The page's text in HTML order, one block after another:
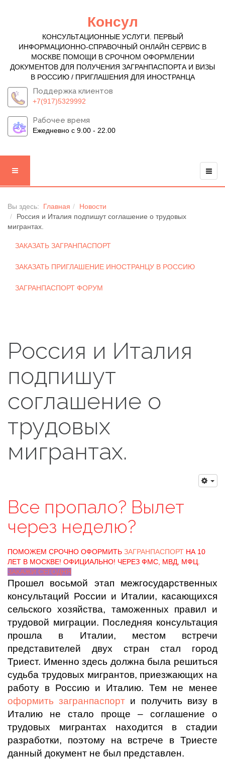
Консул
КОНСУЛЬТАЦИОННЫЕ УСЛУГИ. ПЕРВЫЙ
ИНФОРМАЦИОННО-СПРАВОЧНЫЙ ОНЛАЙН СЕРВИС В
МОСКВЕ ПОМОЩИ В СРОЧНОМ ОФОРМЛЕНИИ
ДОКУМЕНТОВ ДЛЯ ПОЛУЧЕНИЯ ЗАГРАНПАСПОРТА И ВИЗЫ
В РОССИЮ / ПРИГЛАШЕНИЯ ДЛЯ ИНОСТРАНЦА
Поддержка клиентов
+7(917)5329992
Рабочее время
Ежедневно с 9.00 - 22.00
Вы здесь: Главная
Новости
Россия и Италия подпишут соглашение о трудовых
мигрантах.
ЗАКАЗАТЬ ЗАГРАНПАСПОРТ
ЗАКАЗАТЬ ПРИГЛАШЕНИЕ ИНОСТРАНЦУ В РОССИЮ
ЗАГРАНПАСПОРТ ФОРУМ
Россия и Италия
подпишут
соглашение о
трудовых
мигрантах.
Все пропало? Вылет
через неделю?
ПОМОЖЕМ СРОЧНО ОФОРМИТЬ ЗАГРАНПАСПОРТ НА 10
ЛЕТ В МОСКВЕ! ОФИЦИАЛЬНО! ЧЕРЕЗ ФМС, МВД, МФЦ.
ЗАКАЖИ СЕГОДНЯ
Прошел восьмой этап межгосударственных
консультаций России и Италии, касающихся
сельского хозяйства, таможенных правил и
трудовой миграции. Последняя консультация
прошла в Италии, местом встречи
представителей двух стран стал город
Триест. Именно здесь должна была решиться
судьба трудовых мигрантов, приезжающих на
работу в Россию и Италию. Тем не менее
оформить загранпаспорт и получить визу в
Италию не стало проще – соглашение о
трудовых мигрантах находится в стадии
разработки, поэтому на встрече в Триесте
данный документ не был представлен.